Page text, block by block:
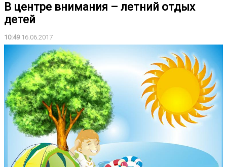
В центре внимания – летний отдых
детей
10:4916.06.2017